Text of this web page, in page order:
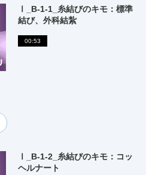
Ⅰ_B-1-1_糸結びのキモ：標準
結び、外科結紮
00:53
Ⅰ_B-1-2_糸結びのキモ：コッ
ヘルナート